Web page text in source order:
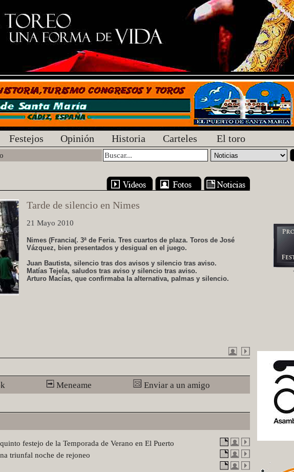
Festejos Opinión Historia Carteles El toro
Tarde de silencio en Nimes
21 Mayo 2010
Nimes (Francia(. 3ª de Feria. Tres cuartos de plaza. Toros de José
Vázquez, bien presentados y desigual en el juego.
Juan Bautista, silencio tras dos avisos y silencio tras aviso.
Matías Tejela, saludos tras aviso y silencio tras aviso.
Arturo Macías, que confirmaba la alternativa, palmas y silencio.
Meneame Enviar a un amigo
festejo de la Temporada de Verano en El Puerto
triunfal noche de rejoneo